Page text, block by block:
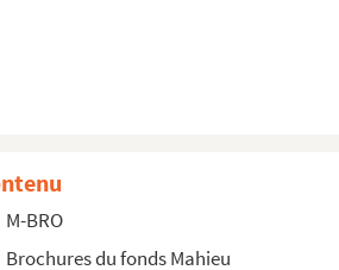
Second rapport
Troisième rapport
Septième rapport
M-BRO
Brochures du fonds Mahieu